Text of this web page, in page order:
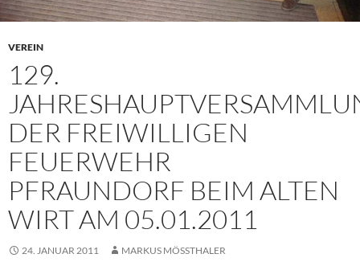
VEREIN
129.
DER FREIWILLIGEN
FEUERWEHR
PFRAUNDORF BEIM ALTEN
WIRT AM 05.01.2011
24. JANUAR 2011 MARKUS MÖSSTHALER